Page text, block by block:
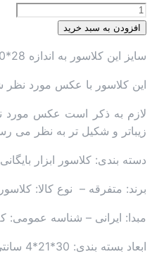
کلاسور
عددافزودن به سبد خرید
سایز این کلاسور به اندازه 28*20 سانتیمتر می باشد.
این کلاسور با عکس مورد
لازم به ذکر است عکس مورد
زیباتر و شکیل تر به نظر می رسد. پیشنهاد ما
دسته بندی: کلاسور ابزار بایگانی
برند: متفرقه – نوع کالا:
مبدا: ایرانی – شناسه عمومی:
ابعاد بسته بندی: 30*21*4 سانتی متر – وزن 250 گرم